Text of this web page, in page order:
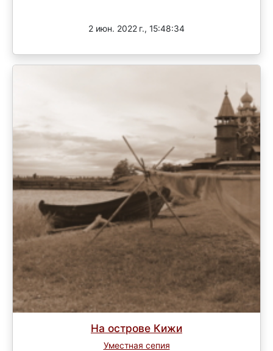
2 июн. 2022 г., 15:48:34
На острове Кижи
Уместная сепия